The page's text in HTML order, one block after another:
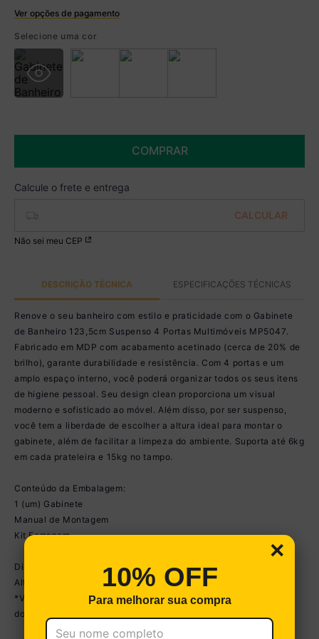
Ver opções de pagamento
R$ 284,99 à vista no Boleto
% de desconto)
Você economiza
Selecione uma cor
COMPRAR
Não sei meu CEP
DESCRIÇÃO TÉCNICA ESPECIFICAÇÕES TÉCNICAS
Renove o seu banheiro com estilo e praticidade com o Gabinete
de Banheiro 123,5cm Suspenso 4 Portas Multimóveis MP5047.
Fabricado em MDP com acabamento acetinado (cerca de 20% de
brilho), garante durabilidade e resistência. Com 4 portas e um
amplo espaço interno, você poderá organizar todos os seus itens
de higiene pessoal. Seu design clean proporciona um visual
moderno e sofisticado ao móvel. Além disso, por ser suspenso,
você tem a liberdade de escolher a altura ideal para montar o
gabinete, além de facilitar a limpeza do ambiente. Suporta até 6kg
em cada prateleira e 15kg no tampo.
Conteúdo da Embalagem:
1 (um) Gabinete
Manual de Montagem
Kit Ferragem
Dimensões do produto montado:
Altura: 39,5cm | Largura: 123,5cm | Profundidade: 31,5cm
*Você pode consultar as medidas detalhadas na imagem técnica
do produto.
×
10% OFF
Para melhorar sua compra